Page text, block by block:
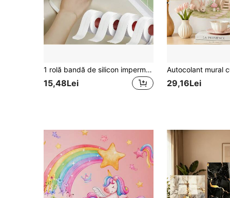
1 rolă bandă de silicon impermeabilă și rezistentă la mucegai pentru bucătărie și baie, autocolante, decal de perete, decal vinil pentru decorațiuni interioare, articole de decor de primăvară, reîmprospătează-ți casa, autocolante decorative Rama, cadouri de ziua de naștere, absolvire
15,48Lei 29,16Lei